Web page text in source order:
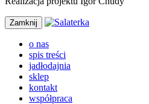
Zamknij
o nas
spis treści
jadłodajnia
sklep
kontakt
współpraca